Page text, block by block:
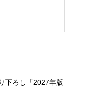
下ろし「2027年版